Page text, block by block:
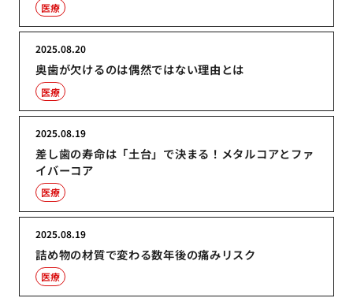
医療
奥歯が欠けるのは偶然ではない理由とは
2025.08.20
医療
差し歯の寿命は「土台」で決まる！メタルコアとファ
イバーコア
2025.08.19
医療
詰め物の材質で変わる数年後の痛みリスク
2025.08.19
医療